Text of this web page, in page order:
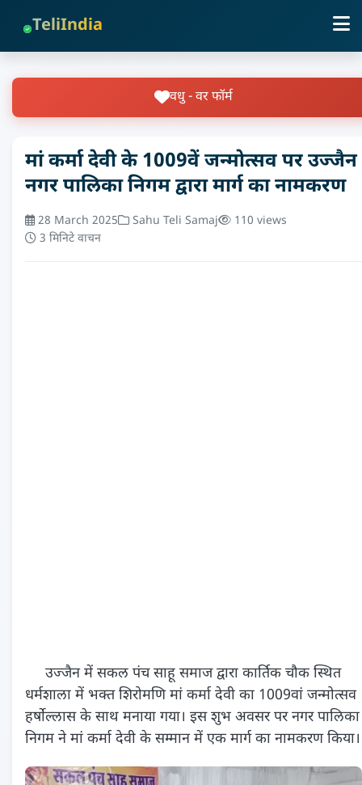
TeliIndia
वधु - वर फॉर्म
मां कर्मा देवी के 1009वें जन्मोत्सव पर उज्जैन
नगर पालिका निगम द्वारा मार्ग का नामकरण
28 March 2025 Sahu Teli Samaj
110 views
3 मिनिटे वाचन
उज्जैन में सकल पंच साहू समाज द्वारा कार्तिक चौक स्थित
धर्मशाला में भक्त शिरोमणि मां कर्मा देवी का 1009वां जन्मोत्सव
हर्षोल्लास के साथ मनाया गया। इस शुभ अवसर पर नगर पालिका
निगम ने मां कर्मा देवी के सम्मान में एक मार्ग का नामकरण किया।